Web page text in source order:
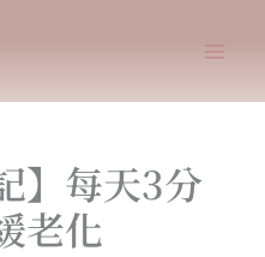
】每天3分
老化